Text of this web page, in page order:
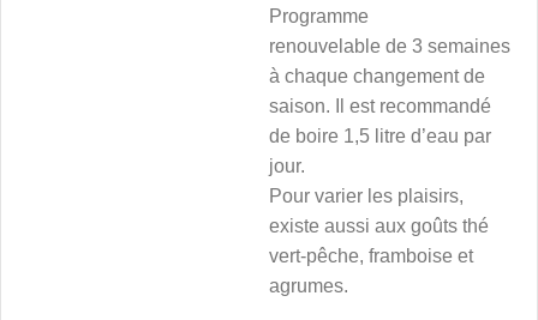
Programme
renouvelable de 3 semaines
à chaque changement de
saison. Il est recommandé
de boire 1,5 litre d’eau par
jour.
Pour varier les plaisirs,
existe aussi aux goûts thé
vert-pêche, framboise et
agrumes.